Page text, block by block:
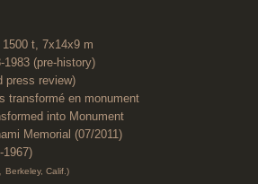
t, 7x14x9 m
(pre-history)
press review)
transformé en monument
into Monument
Memorial (07/2011)
1967)
Berkeley, Calif.)